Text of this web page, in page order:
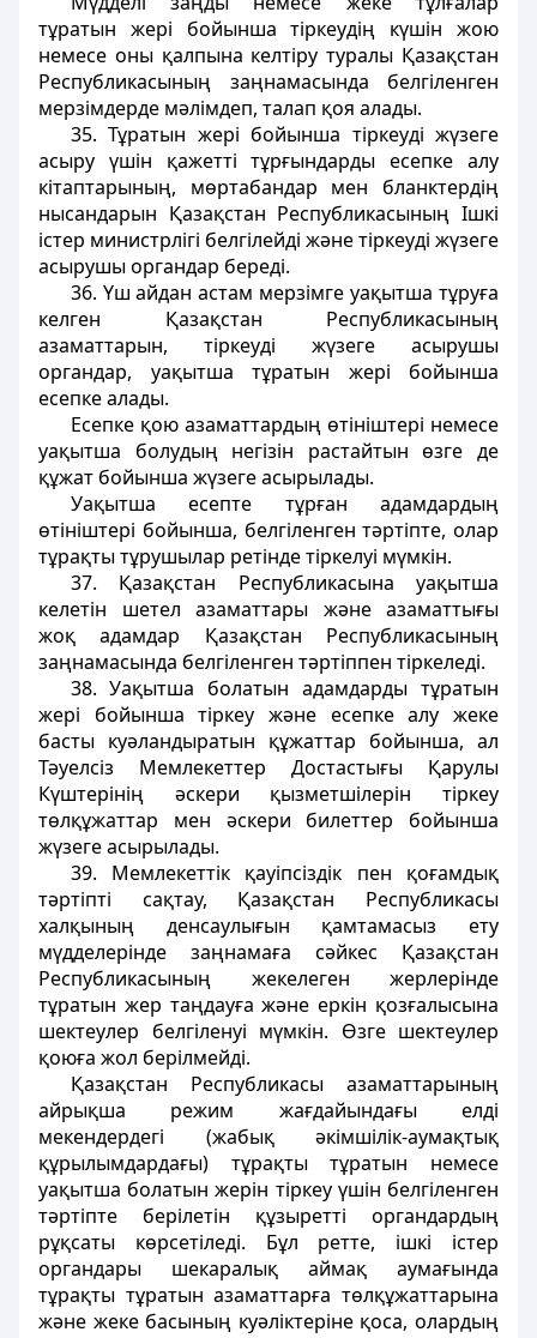
тұратын жері бойынша тіркеудің күшін жою
немесе оны қалпына келтіру туралы Қазақстан
Республикасының заңнамасында белгіленген
мерзімдерде мәлімдеп, талап қоя алады.
35. Тұратын жері бойынша тіркеуді жүзеге
асыру үшін қажетті тұрғындарды есепке алу
кітаптарының, мөртабандар мен бланктердің
нысандарын Қазақстан Республикасының Ішкі
істер министрлігі белгілейді және тіркеуді жүзеге
асырушы органдар береді.
36. Үш айдан астам мерзімге уақытша тұруға
келген Қазақстан Республикасының
азаматтарын, тіркеуді жүзеге асырушы
органдар, уақытша тұратын жері бойынша
есепке алады.
Есепке қою азаматтардың өтініштері немесе
уақытша болудың негізін растайтын өзге де
құжат бойынша жүзеге асырылады.
Уақытша есепте тұрған адамдардың
өтініштері бойынша, белгіленген тәртіпте, олар
тұрақты тұрушылар ретінде тіркелуі мүмкін.
37. Қазақстан Республикасына уақытша
келетін шетел азаматтары және азаматтығы
жоқ адамдар Қазақстан Республикасының
заңнамасында белгіленген тәртіппен тіркеледі.
38. Уақытша болатын адамдарды тұратын
жері бойынша тіркеу және есепке алу жеке
басты куәландыратын құжаттар бойынша, ал
Тәуелсіз Мемлекеттер Достастығы Қарулы
Күштерінің әскери қызметшілерін тіркеу
төлқұжаттар мен әскери билеттер бойынша
жүзеге асырылады.
39. Мемлекеттік қауіпсіздік пен қоғамдық
тәртіпті сақтау, Қазақстан Республикасы
халқының денсаулығын қамтамасыз ету
мүдделерінде заңнамаға сәйкес Қазақстан
Республикасының жекелеген жерлерінде
тұратын жер таңдауға және еркін қозғалысына
шектеулер белгіленуі мүмкін. Өзге шектеулер
қоюға жол берілмейді.
Қазақстан Республикасы азаматтарының
айрықша режим жағдайындағы елді
мекендердегі (жабық әкімшілік-аумақтық
құрылымдардағы) тұрақты тұратын немесе
уақытша болатын жерін тіркеу үшін белгіленген
тәртіпте берілетін құзыретті органдардың
рұқсаты көрсетіледі. Бұл ретте, ішкі істер
органдары шекаралық аймақ аумағында
тұрақты тұратын азаматтарға төлқұжаттарына
және жеке басының куәліктеріне қоса, олардың